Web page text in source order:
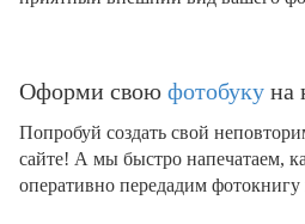
Оформи свою фотобуку на
Попробуй создать свой
сайте! А мы быстро напечатаем,
оперативно передадим фотокнигу